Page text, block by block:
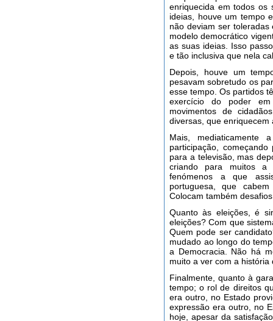
enriquecida em todos os
ideias, houve um tempo
não deviam ser
modelo democrático
as suas ideias. Isso
e tão inclusiva que nela
Depois, houve um
pesavam sobretudo os
esse tempo. Os partidos
exercício do poder
movimentos de
diversas, que
Mais, mediaticamente
participação,
para a televisão, mas
criando para muitos a
fenómenos a que
portuguesa, que
Colocam também
Quanto às eleições, é
eleições? Com que
Quem pode ser
mudado ao longo do
a Democracia. Não há
muito a ver com a história
Finalmente, quanto à
tempo; o rol de direitos
era outro, no Estado
expressão era outro, no
hoje, apesar da